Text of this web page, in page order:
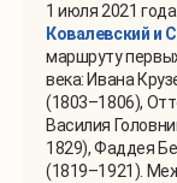
1 июля 2021
Ковалевский и
маршруту
века: Ивана
(1803–1806),
Василия
1829), Фаддея
(1819–1921).